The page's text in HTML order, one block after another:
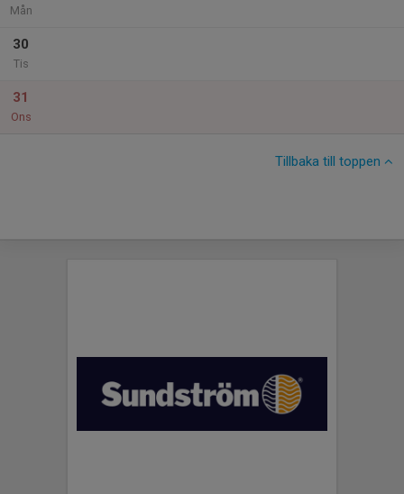
Mån
30
Tis
31
Ons
Tillbaka till toppen